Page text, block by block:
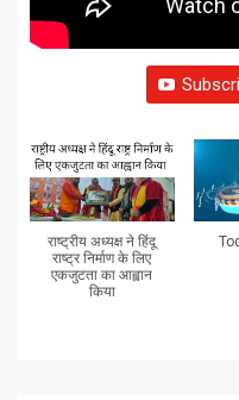
राष्ट्रीय अध्यक्ष ने हिंदू
राष्ट्र निर्माण के लिए
एकजुटता का आह्वान
किया